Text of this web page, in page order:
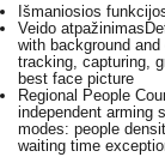
Išmaniosios
Veido atpažinimas
with background
tracking, capturing,
best face picture
Regional People
independent arming
modes: people
waiting time